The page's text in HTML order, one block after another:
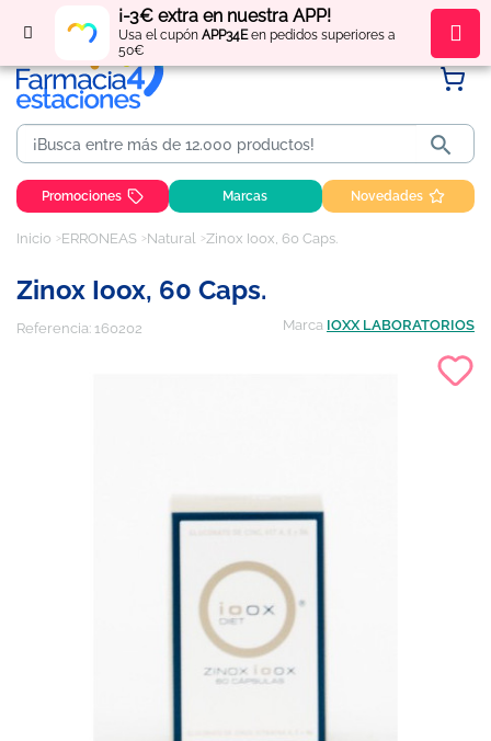
¡-3€ extra en nuestra APP!
Usa el cupón APP34Een pedidos superiores a
50€
Regístratey obténpuntos por tus compras

Promociones Marcas Novedades
Inicio ERRONEAS Natural Zinox Ioox, 60 Caps.
Zinox Ioox, 60 Caps.
Referencia: 160202 Marca IOXX LABORATORIOS